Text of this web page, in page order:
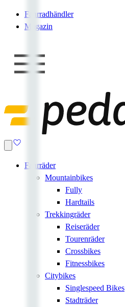
Fahrradhändler
Magazin
Fahrräder
Mountainbikes
Fully
Hardtails
Trekkingräder
Reiseräder
Tourenräder
Crossbikes
Fitnessbikes
Citybikes
Singlespeed Bikes
Stadträder